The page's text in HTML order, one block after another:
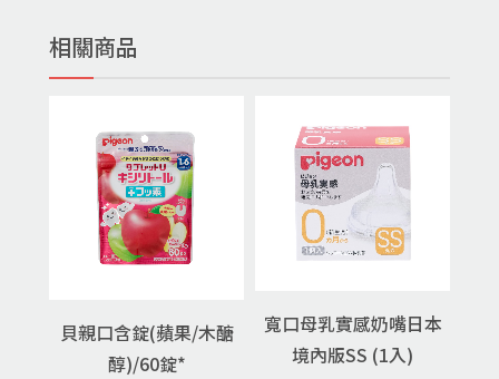
相關商品
貝親口含錠(蘋果/木醣
醇)/60錠*
寬口母乳實感奶嘴日本
境內版SS (1入)